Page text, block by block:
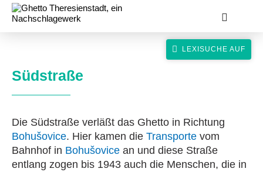
suche
Südstraße
Die Südstraße verläßt das Ghetto in Richtung
Bohušovice. Hier kamen die Transporte vom
Bahnhof in Bohušovice an und diese Straße
entlang zogen bis 1943 auch die Menschen, die in